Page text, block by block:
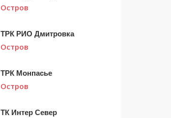
Остров
ТРК РИО Дмитровка
Остров
ТРК Монпасье
Остров
ТК Интер Север